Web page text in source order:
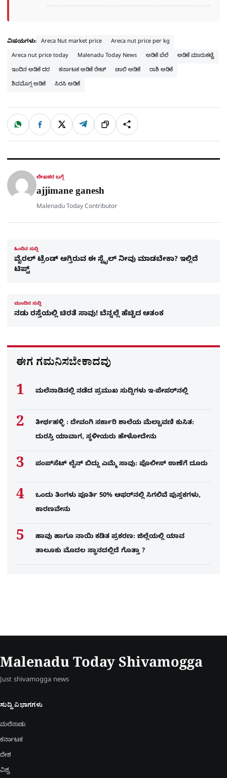
ವಿಷಯಗಳು: Areca Nut market price
Areca nut price per kg
Areca nut price today
Malenadu Today News ಅಡಿಕೆ ಬೆಲೆ
ಅಡಿಕೆ ಮಾರುಕಟ್ಟೆ
ಇಂದಿನ ಅಡಿಕೆ ದರ
ಕರ್ನಾಟಕ ಅಡಿಕೆ ರೇಟ್ ಚಾಲಿ ಅಡಿಕೆ
ರಾಶಿ ಅಡಿಕೆ
ಶಿವಮೊಗ್ಗ ಅಡಿಕೆ
ಸಿರಸಿ ಅಡಿಕೆ
ಹಂಚಿಕೊಳ್ಳಿ
W
a
t
p
p
F
c
e
o
k
X T
l
e
a
m
ಲಿಂ
ಕ್
S
h
a
ಲೇಖಕರ ಬಗ್ಗೆ
ajjimane ganesh
Malenadu Today Contributor
ಹಿಂದಿನ ಸುದ್ದಿ
ವೈರಲ್ ಟ್ರೆಂಡ್ ಆಗ್ತಿರುವ ಈ ಸ್ಟೈಲ್ ನೀವು ಮಾಡಬೇಕಾ? ಇಲ್ಲಿದೆ
ಟಿಪ್ಟ್
ಮುಂದಿನ ಸುದ್ದಿ
ನಡು ರಸ್ತೆಯಲ್ಲಿ ಚಿರತೆ ಸಾವು! ಬೆನ್ನಲ್ಲೆ ಹೆಚ್ಚಿದ ಆತಂಕ
ಈಗ ಗಮನಿಸಬೇಕಾದವು
ಮಲೆನಾಡಿನಲ್ಲಿ ನಡೆದ ಪ್ರಮುಖ ಸುದ್ದಿಗಳು ಇ-ಪೇಪರ್​​​​ನಲ್ಲಿ
ತೀರ್ಥಹಳ್ಳಿ : ದೇವಂಗಿ ಸರ್ಕಾರಿ ಶಾಲೆಯ ಮೆಲ್ಚಾವಣಿ ಕುಸಿತ:
ದುರಸ್ತಿ ಯಾವಾಗ, ಸ್ಥಳೀಯರು ಹೇಳೋದೇನು
ಪಂಪ್‌ಸೆಟ್ ಲೈನ್ ಬಿದ್ದು ಎಮ್ಮೆ ಸಾವು: ಪೊಲೀಸ್ ಠಾಣೆಗೆ ದೂರು
ಒಂದು ತಿಂಗಳು ಪೂರ್ತಿ 50% ಆಫರ್​ನಲ್ಲಿ ಸಿಗಲಿವೆ ಪುಸ್ತಕಗಳು,
ಕಾರಣವೇನು
ಹಾವು ಹಾಗೂ ನಾಯಿ ಕಡಿತ ಪ್ರಕರಣ: ಜಿಲ್ಲೆಯಲ್ಲಿ ಯಾವ
ತಾಲೂಕು ಮೊದಲ ಸ್ಥಾನದಲ್ಲಿದೆ ಗೊತ್ತಾ ?
Malenadu Today Shivamogga
Just shivamogga news
ಸುದ್ದಿ ವಿಭಾಗಗಳು
ಮಲೆನಾಡು
ಕರ್ನಾಟಕ
ದೇಶ
ವಿಶ್ವ